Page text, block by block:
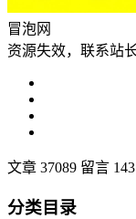
冒泡网
资源失效，联系站
文章 37089 留言
分类目录